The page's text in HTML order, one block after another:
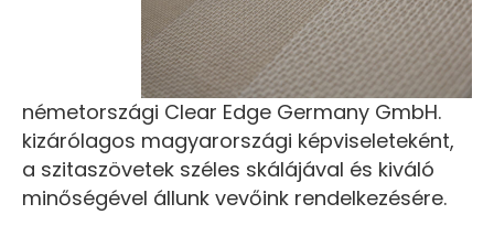
németországi Clear Edge Germany GmbH.
kizárólagos magyarországi képviseleteként,
a szitaszövetek széles skálájával és kiváló
minőségével állunk vevőink rendelkezésére.